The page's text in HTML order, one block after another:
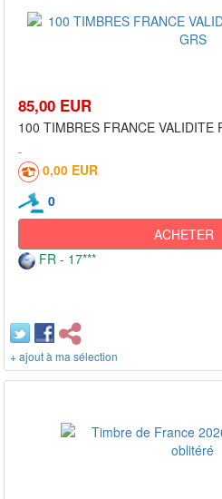
85,00 EUR
100 TIMBRES FRANCE VALIDITE
0,00 EUR
0
ACHETER
FR - 17***
+ ajout à ma sélection